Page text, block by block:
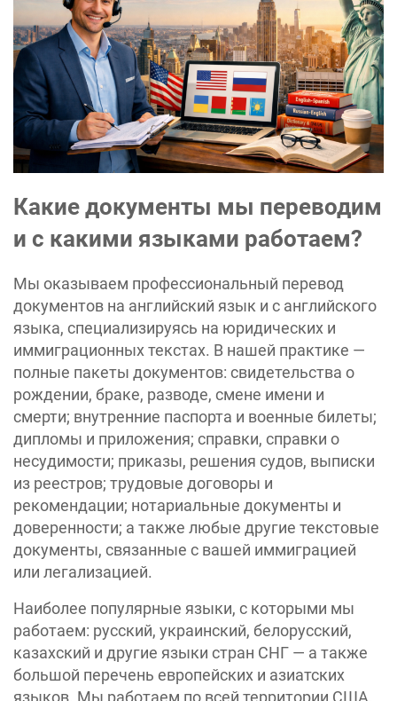
Какие документы мы переводим
и с какими языками работаем?
Мы оказываем профессиональный перевод
документов на английский язык и с английского
языка, специализируясь на юридических и
иммиграционных текстах. В нашей практике —
полные пакеты документов: свидетельства о
рождении, браке, разводе, смене имени и
смерти; внутренние паспорта и военные билеты;
дипломы и приложения; справки, справки о
несудимости; приказы, решения судов, выписки
из реестров; трудовые договоры и
рекомендации; нотариальные документы и
доверенности; а также любые другие текстовые
документы, связанные с вашей иммиграцией
или легализацией.
Наиболее популярные языки, с которыми мы
работаем: русский, украинский, белорусский,
казахский и другие языки стран СНГ — а также
большой перечень европейских и азиатских
языков. Мы работаем по всей территории США,